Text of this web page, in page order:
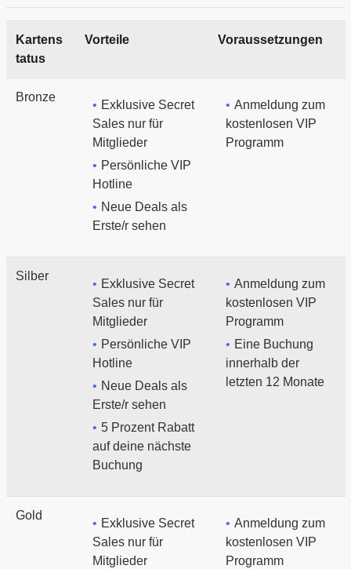
Kartens
tatus
Vorteile Voraussetzungen
Bronze
Exklusive Secret
Sales nur für
Mitglieder
Persönliche VIP
Hotline
Neue Deals als
Erste/r sehen
Anmeldung zum
kostenlosen VIP
Programm
Silber
Exklusive Secret
Sales nur für
Mitglieder
Persönliche VIP
Hotline
Neue Deals als
Erste/r sehen
5 Prozent Rabatt
auf deine nächste
Buchung
Anmeldung zum
kostenlosen VIP
Programm
Eine Buchung
innerhalb der
letzten 12 Monate
Gold
Exklusive Secret
Sales nur für
Mitglieder
Anmeldung zum
kostenlosen VIP
Programm